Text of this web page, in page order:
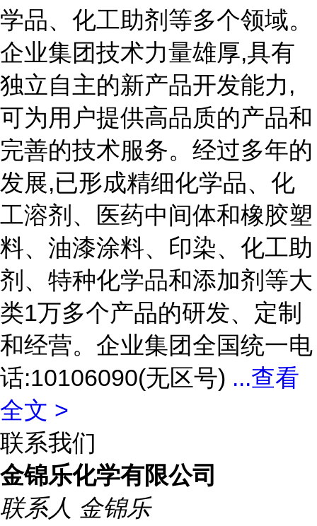
学品、化工助剂等多个领域。
企业集团技术力量雄厚,具有
独立自主的新产品开发能力,
可为用户提供高品质的产品和
完善的技术服务。经过多年的
发展,已形成精细化学品、化
工溶剂、医药中间体和橡胶塑
料、油漆涂料、印染、化工助
剂、特种化学品和添加剂等大
类1万多个产品的研发、定制
和经营。企业集团全国统一电
话:10106090(无区号) ...查看
全文 >
联系我们
金锦乐化学有限公司
联系人 金锦乐